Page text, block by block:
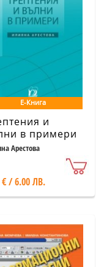
Е-Книга
и
в примери
Арестова
€ / 6.00 ЛВ.